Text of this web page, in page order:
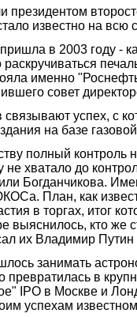
президентом
известно на всю
в 2003 году -
именно
совет
успех, с
на базе
полный
хватало до
Богданчикова.
План, как
в торгах, итог
выяснилось, кто
их Владимир
занимать
превратилась в
IPO в Москве и
успехам